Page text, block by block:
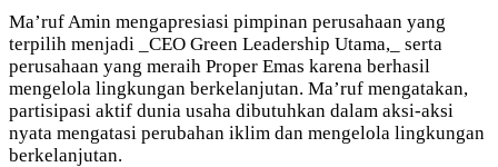
Ma’ruf Amin mengapresiasi pimpinan perusahaan yang
terpilih menjadi _CEO Green Leadership Utama,_ serta
perusahaan yang meraih Proper Emas karena berhasil
mengelola lingkungan berkelanjutan. Ma’ruf mengatakan,
partisipasi aktif dunia usaha dibutuhkan dalam aksi-aksi
nyata mengatasi perubahan iklim dan mengelola lingkungan
berkelanjutan.